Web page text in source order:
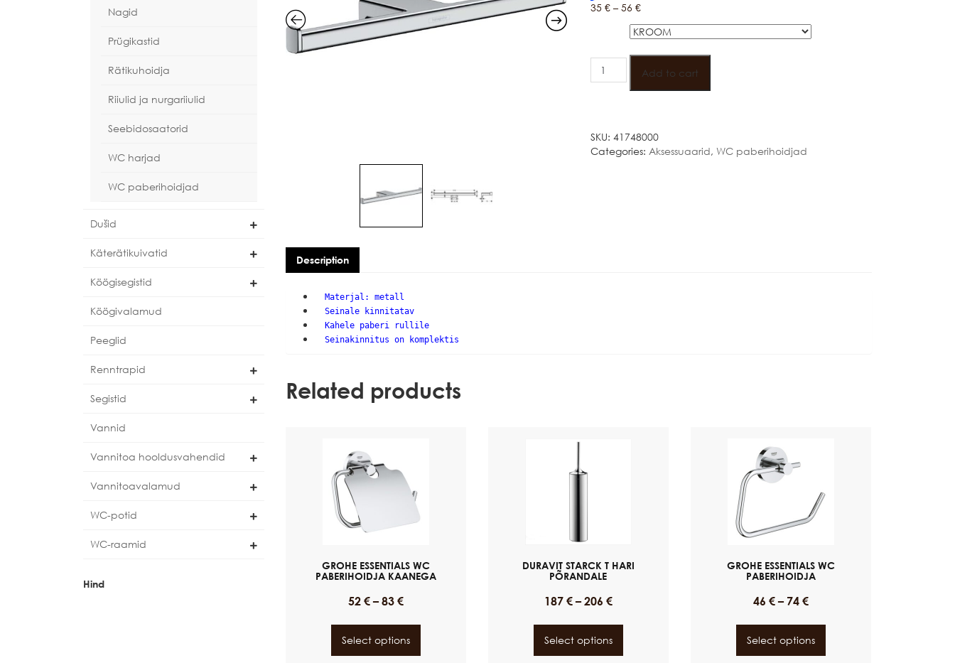
Nagid
Prügikastid
Rätikuhoidja
Riiulid ja nurgariiulid
Seebidosaatorid
WC harjad
WC paberihoidjad
Dušid
Käterätikuivatid
Köögisegistid
Köögivalamud
Peeglid
Renntrapid
Segistid
Vannid
Vannitoa hooldusvahendid
Vannitoavalamud
WC-potid
WC-raamid
Hind
35 € – 56 €
HANSGROHE
ADDSTORIS
quantity
Add to cart
SKU: 41748000
Categories: Aksessuaarid, WC paberihoidjad
Description
Materjal: metall
Seinale kinnitatav
Kahele paberi rullile
Seinakinnitus on komplektis
Related products
GROHE ESSENTIALS WC
PABERIHOIDJA KAANEGA
52 €– 83 €
Select options
DURAVIT STARCK T HARI
PÕRANDALE
187 €– 206 €
Select options
GROHE ESSENTIALS WC
PABERIHOIDJA
46 €– 74 €
Select options